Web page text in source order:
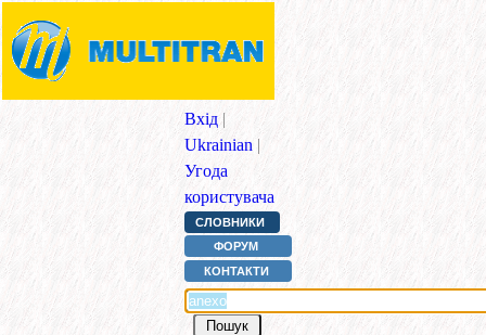
Вхід |
Ukrainian |
Угода
користувача
СЛОВНИКИ
ФОРУМ
КОНТАКТИ